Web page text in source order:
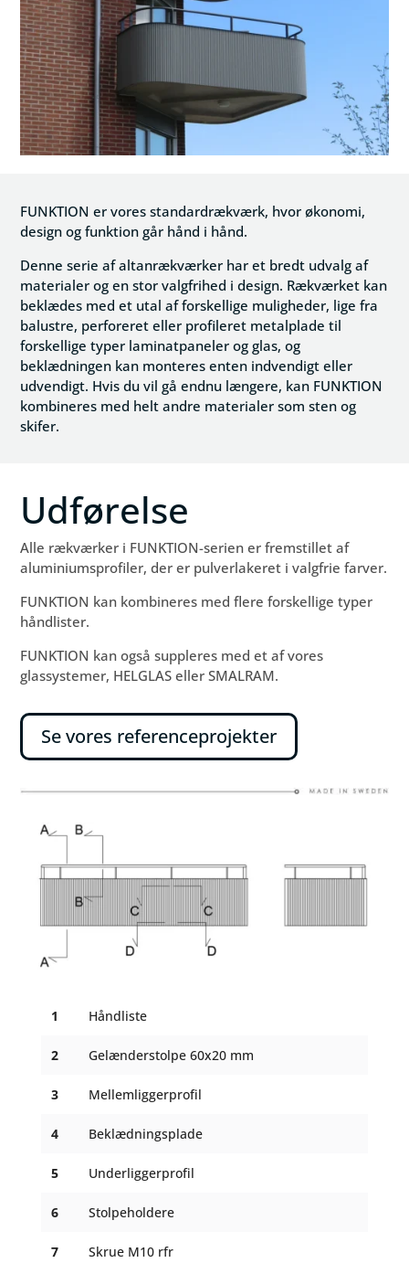
FUNKTION er vores standardrækværk, hvor økonomi,
design og funktion går hånd i hånd.
Denne serie af altanrækværker har et bredt udvalg af
materialer og en stor valgfrihed i design. Rækværket kan
beklædes med et utal af forskellige muligheder, lige fra
balustre, perforeret eller profileret metalplade til
forskellige typer laminatpaneler og glas, og
beklædningen kan monteres enten indvendigt eller
udvendigt. Hvis du vil gå endnu længere, kan FUNKTION
kombineres med helt andre materialer som sten og
skifer.
Udførelse
Alle rækværker i FUNKTION-serien er fremstillet af
aluminiumsprofiler, der er pulverlakeret i valgfrie farver.
FUNKTION kan kombineres med flere forskellige typer
håndlister.
FUNKTION kan også suppleres med et af vores
glassystemer, HELGLAS eller SMALRAM.
Se vores referenceprojekter
1 Håndliste
2 Gelænderstolpe 60x20 mm
3 Mellemliggerprofil
4 Beklædningsplade
5 Underliggerprofil
6 Stolpeholdere
7 Skrue M10 rfr